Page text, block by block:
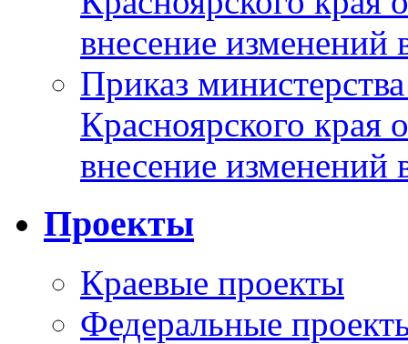
внесение изменений
Приказ
Красноярского
внесение изменений
Проекты
Краевые проекты
Федеральные